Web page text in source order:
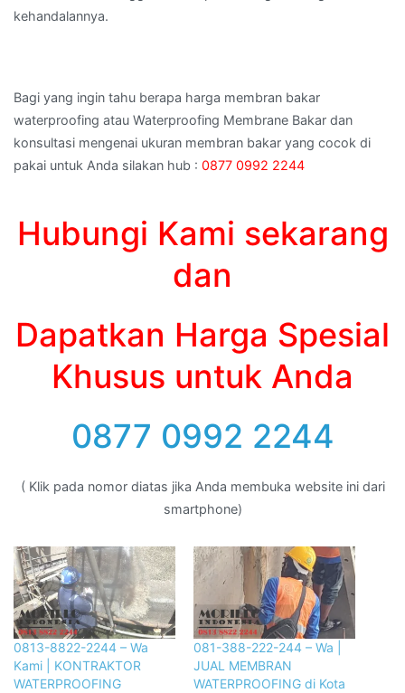
kehandalannya.
Bagi yang ingin tahu berapa harga membran bakar
waterproofing atau Waterproofing Membrane Bakar dan
konsultasi mengenai ukuran membran bakar yang cocok di
pakai untuk Anda silakan hub : 0877 0992 2244
Hubungi Kami sekarang
dan
Dapatkan Harga Spesial
Khusus untuk Anda
0877 0992 2244
( Klik pada nomor diatas jika Anda membuka website ini dari
smartphone)
0813-8822-2244 – Wa
Kami | KONTRAKTOR
WATERPROOFING
081-388-222-244 – Wa |
JUAL MEMBRAN
WATERPROOFING di Kota